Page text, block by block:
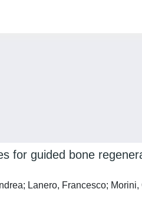
for guided bone
Lanero, Francesco;